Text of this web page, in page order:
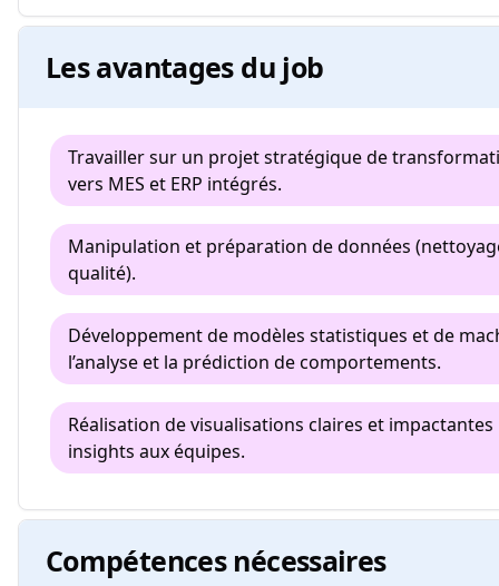
Les avantages du job
Travailler sur un projet stratégique de
vers MES et ERP intégrés.
Manipulation et préparation de données
qualité).
Développement de modèles statistiques et de
l’analyse et la prédiction de comportements.
Réalisation de visualisations claires et
insights aux équipes.
Compétences nécessaires